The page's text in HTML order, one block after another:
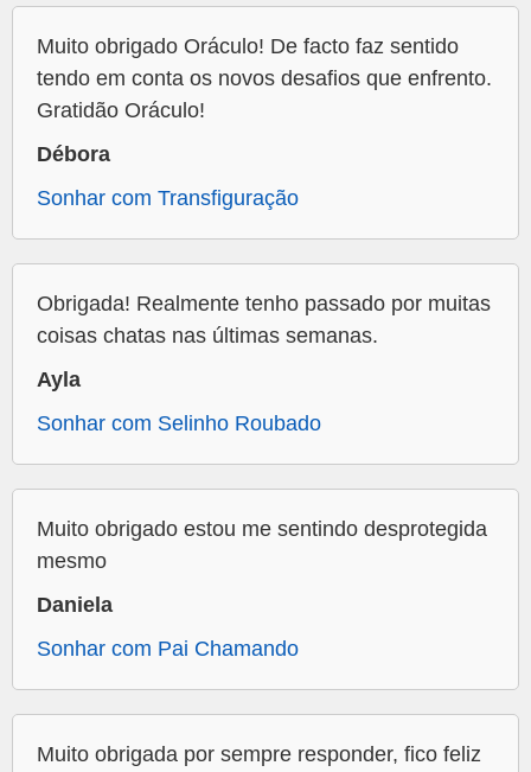
Muito obrigado Oráculo! De facto faz sentido
tendo em conta os novos desafios que enfrento.
Gratidão Oráculo!
Débora
Sonhar com Transfiguração
Obrigada! Realmente tenho passado por muitas
coisas chatas nas últimas semanas.
Ayla
Sonhar com Selinho Roubado
Muito obrigado estou me sentindo desprotegida
mesmo
Daniela
Sonhar com Pai Chamando
Muito obrigada por sempre responder, fico feliz